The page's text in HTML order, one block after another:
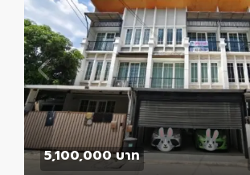
5,100,000 บาท